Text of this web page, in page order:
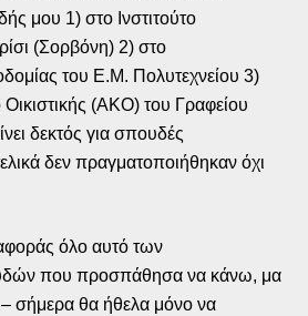
μου 1) στο Ινστιτούτο
(Σορβόνη) 2) στο
του Ε.Μ. Πολυτεχνείου 3)
(ΑΚΟ) του Γραφείου
δεκτός για σπουδές
δεν πραγματοποιήθηκαν όχι
όλο αυτό των
που προσπάθησα να κάνω, μα
– σήμερα θα ήθελα μόνο να